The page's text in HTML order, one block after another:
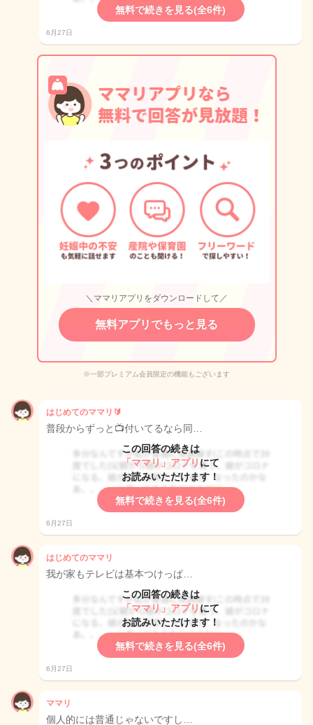
無料で続きを見る(全6件)
6月27日
＼ママリアプリをダウンロードして／
無料アプリでもっと見る
※一部プレミアム会員限定の機能もございます
はじめてのママリ🔰
普段からずっと📺付いてるなら同…
この回答の続きは
「ママリ」アプリ にて
お読みいただけます！
無料で続きを見る(全6件)
6月27日
はじめてのママリ
我が家もテレビは基本つけっぱ…
この回答の続きは
「ママリ」アプリ にて
お読みいただけます！
無料で続きを見る(全6件)
6月27日
ママリ
個人的には普通じゃないですし…